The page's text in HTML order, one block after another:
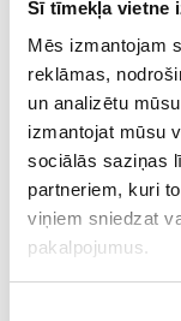
Šī tīmekļa vietne
Mēs izmantojam
reklāmas,
un analizētu
izmantojat mūsu
sociālās saziņas
partneriem, kuri
viņiem sniedzat
pakalpojumus.
VAIRĀK
IZMĒRS